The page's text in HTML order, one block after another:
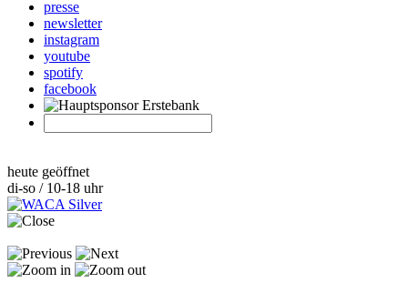
presse
newsletter
instagram
youtube
spotify
facebook
heute geöffnet
di-so / 10-18 uhr